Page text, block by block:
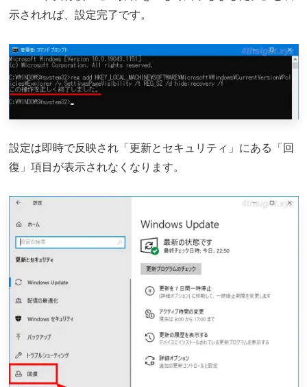
示されれば、設定完了です。
設定は即時で反映され「更新とセキュリティ」にある「回
復」項目が表示されなくなります。